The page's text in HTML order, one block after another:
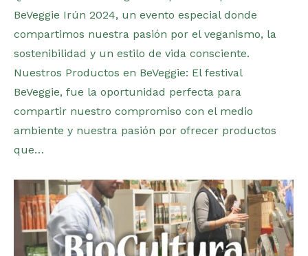
BeVeggie Irún 2024, un evento especial donde
compartimos nuestra pasión por el veganismo, la
sostenibilidad y un estilo de vida consciente.
Nuestros Productos en BeVeggie: El festival
BeVeggie, fue la oportunidad perfecta para
compartir nuestro compromiso con el medio
ambiente y nuestra pasión por ofrecer productos
que…